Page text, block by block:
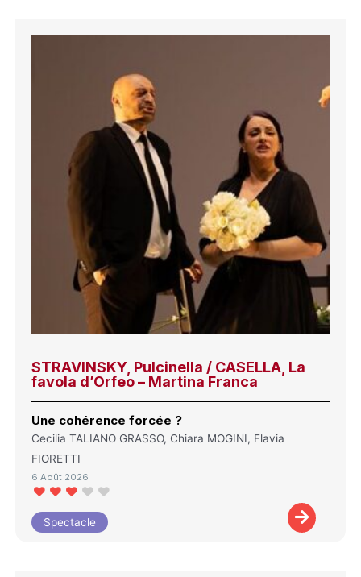
STRAVINSKY, Pulcinella / CASELLA, La
favola d’Orfeo – Martina Franca
Une cohérence forcée ?
Cecilia TALIANO GRASSO, Chiara MOGINI, Flavia
FIORETTI
6 Août 2026
Spectacle